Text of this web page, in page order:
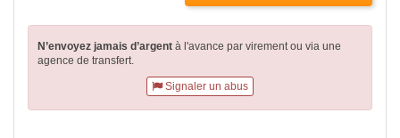
N’envoyez jamais d’argent à l'avance par virementou via une
agence de transfert.
Signaler un abus